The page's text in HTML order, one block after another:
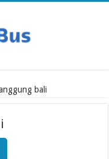
bali